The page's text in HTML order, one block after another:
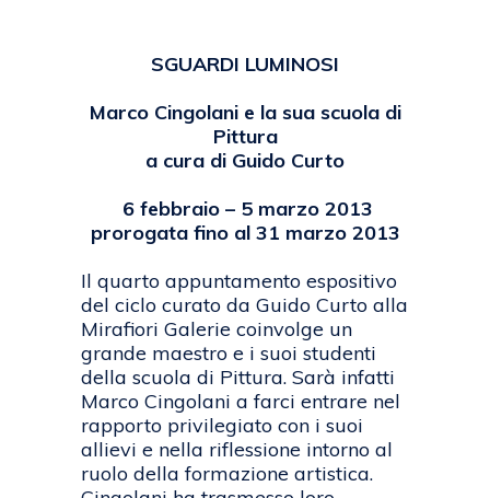
SGUARDI LUMINOSI
Marco Cingolani e la sua scuola di
Pittura
a cura di Guido Curto
6 febbraio – 5 marzo 2013
prorogata fino al 31 marzo 2013
Il quarto appuntamento espositivo
del ciclo curato da Guido Curto alla
Mirafiori Galerie coinvolge un
grande maestro e i suoi studenti
della scuola di Pittura. Sarà infatti
Marco Cingolani a farci entrare nel
rapporto privilegiato con i suoi
allievi e nella riflessione intorno al
ruolo della formazione artistica.